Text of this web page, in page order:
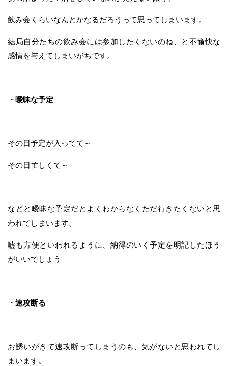
飲み会くらいなんとかなるだろうって思ってしまいます。
結局自分たちの飲み会には参加したくないのね、と不愉快な
感情を与えてしまいがちです。
・曖昧な予定
その日予定が入ってて～
その日忙しくて～
などと曖昧な予定だとよくわからなくただ行きたくないと思
われてしまいます。
嘘も方便といわれるように、納得のいく予定を明記したほう
がいいでしょう
・速攻断る
お誘いがきて速攻断ってしまうのも、気がないと思われてし
まいます。